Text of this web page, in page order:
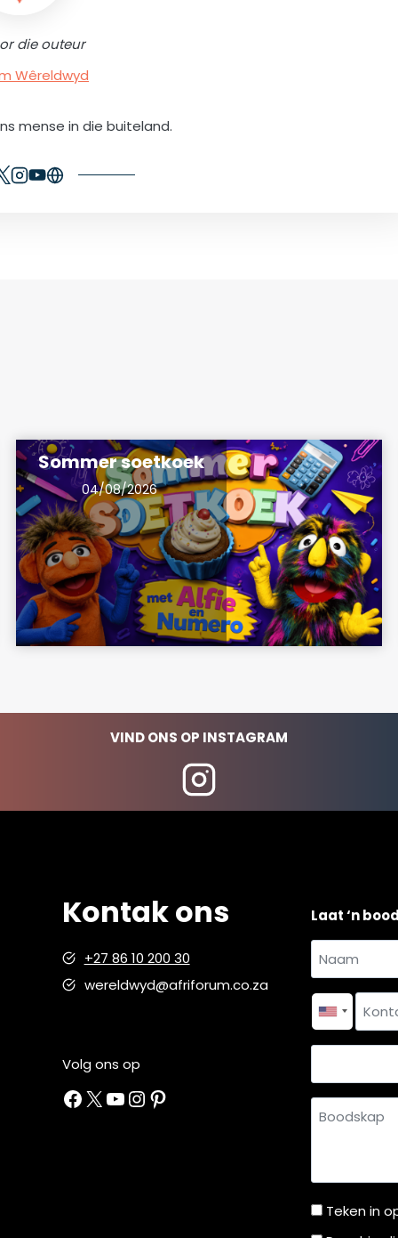
die outeur
Wêreldwyd
mense in die buiteland.
Sommer soetkoek
04/08/2026
VIND ONS OP INSTAGRAM
Kontak ons
+27 86 10 200 30
wereldwyd@afriforum.co.za
Volg ons op
Facebook
X YouTube
Instagram
Pinterest
Laat ‘n
Naam
en
van
Naam
Boodskap
Teken
Teken in